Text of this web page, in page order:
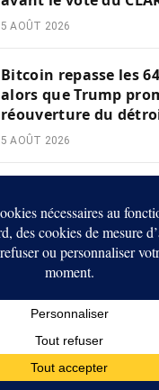
5 AOÛT 2026
Bitcoin repasse les
alors que Trump
réouverture du
5 AOÛT 2026
objectifs sur
rebond de STRC
5 AOÛT 2026
Crypto : Dogecoin
résultats de SpaceX
un rebond
5 AOÛT 2026